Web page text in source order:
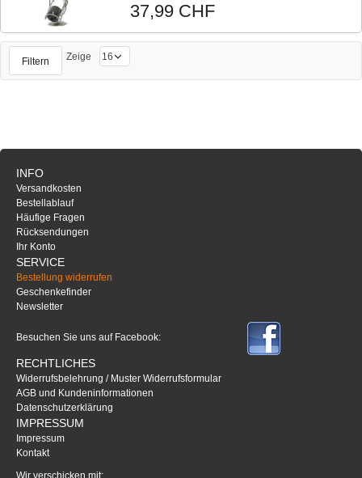
37,99 CHF
Filtern Zeige
INFO
Versandkosten
Bestellablauf
Häufige Fragen
Rücksendungen
Ihr Konto
SERVICE
Bestellung widerrufen
Geschenkefinder
Newsletter
Besuchen Sie uns auf Facebook:
RECHTLICHES
Widerrufsbelehrung / Muster Widerrufsformular
AGB und Kundeninformationen
Datenschutzerklärung
IMPRESSUM
Impressum
Kontakt
Wir verschicken mit: